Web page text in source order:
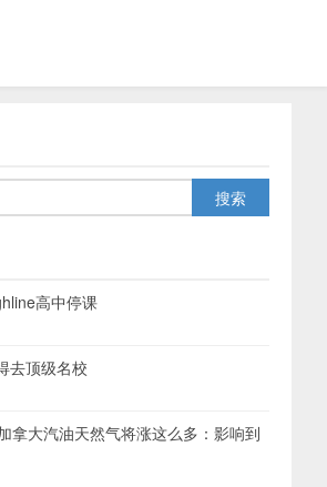
高中停课
去顶级名校
拿大汽油天然气将涨这么多：影响到